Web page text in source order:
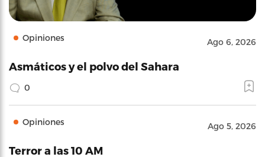
Opiniones Ago 6, 2026
Asmáticos y el polvo del Sahara
0
Opiniones Ago 5, 2026
Terror a las 10 AM